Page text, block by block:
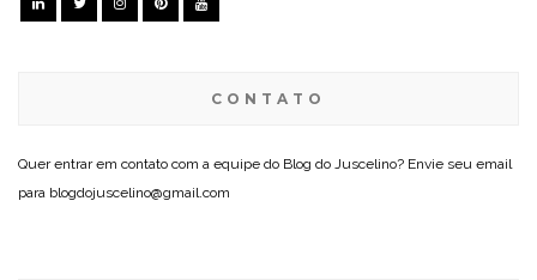
CONTATO
Quer entrar em contato com a equipe do Blog do Juscelino? Envie seu email
para blogdojuscelino@gmail.com